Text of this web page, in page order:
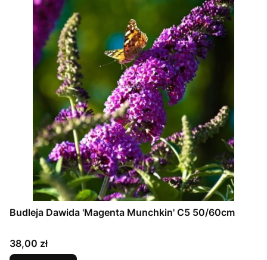
Budleja Dawida 'Magenta Munchkin' C5 50/60cm
Cena
38,00 zł